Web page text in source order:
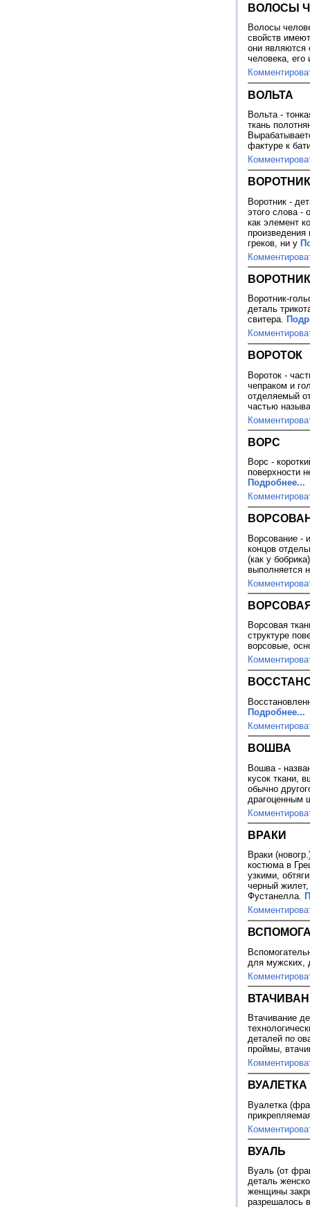
ВОЛОСЫ
Волосы
свойств
они являются
человека,
ВОЛЬТА
Вольта -
ткань
фактуре к
ВОРОТНИК
Воротник -
этого слова -
как элемент
произведения
греков, ни у
Воротник-
деталь
свитера.
ВОРОТОК
Вороток -
чепраком и
отделяемый
частью
ВОРС
Ворс -
поверхности
Подробнее...
Ворсование -
концов
(как у
выполняется
Ворсовая
структуре
ворсовые,
Подробнее...
ВОШВА
Вошва -
кусок ткани,
обычно
драгоценным
ВРАКИ
Враки
костюма в
узкими,
черный
Фустанелла.
для мужских,
Втачивание
деталей по
проймы,
ВУАЛЕТКА
Вуалетка
ВУАЛЬ
Вуаль (от
деталь
женщины
разрешалось